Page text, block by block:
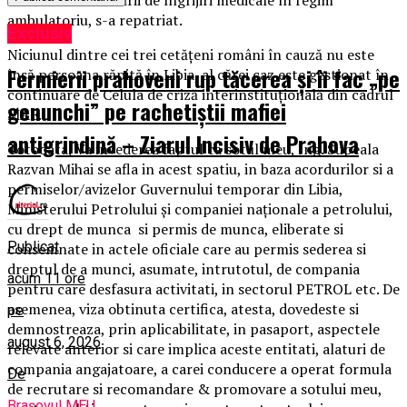
ambulatoriu, s-a repatriat.
Niciunul dintre cei trei cetățeni români în cauză nu este
însă persoana răpită în Libia, al cărei caz este gestionat în
continuare de Celula de criză interinstituţională din cadrul
MAE.
Totodata, Va invederez faptul ca sotul meu, Ing. Supeala
Razvan Mihai se afla in acest spatiu, in baza acordurilor si a
permiselor/avizelor Guvernului temporar din Libia,
Ministerului Petrolului şi companiei naţionale a petrolului,
cu drept de munca si permis de munca, eliberate si
consemnate in actele oficiale care au permis sederea si
dreptul de a munci, asumate, intrutotul, de compania
pentru care desfasura activitati, in sectorul PETROL etc. De
asemenea, viza obtinuta certifica, atesta, dovedeste si
demnostreaza, prin aplicabilitate, in pasaport, aspectele
relevate anterior si care implica aceste entitati, alaturi de
compania angajatoare, a carei conducere a operat formula
de recrutare si recomandare & promovare a sotului meu,
Exclusiv
Fermierii prahoveni rup tăcerea și îi fac „pe
genunchi” pe rachetiștii mafiei
antigrindină – Ziarul Incisiv de Prahova
Publicat
acum 11 ore
pe
august 6, 2026
De